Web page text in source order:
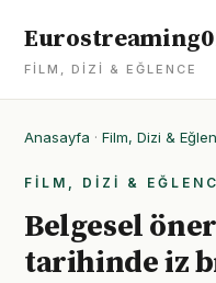
FILM, DIZI & EĞLENCE
Anasayfa · Film, Dizi &
FILM, DIZI &
Belgesel
tarihinde iz